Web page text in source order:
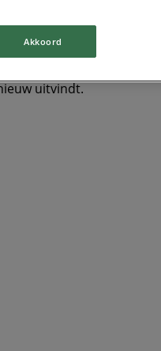
Zwemkleding
uitvindt.
Akkoord